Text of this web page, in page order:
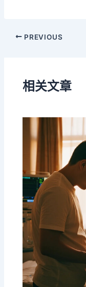
PREVIOUS
相关文章